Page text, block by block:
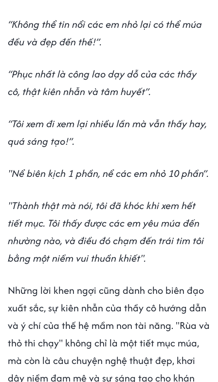
“Không thể tin nổi các em nhỏ lại có thể múa
đều và đẹp đến thế!”.
“Phục nhất là công lao dạy dỗ của các thầy
cô, thật kiên nhẫn và tâm huyết”.
“Tôi xem đi xem lại nhiều lần mà vẫn thấy hay,
quá sáng tạo!”.
"Nể biên kịch 1 phần, nể các em nhỏ 10 phần”.
"Thành thật mà nói, tôi đã khóc khi xem hết
tiết mục. Tôi thấy được các em yêu múa đến
nhường nào, và điều đó chạm đến trái tim tôi
bằng một niềm vui thuần khiết".
Những lời khen ngợi cũng dành cho biên đạo
xuất sắc, sự kiên nhẫn của thầy cô hướng dẫn
và ý chí của thế hệ mầm non tài năng. "Rùa và
thỏ thi chạy" không chỉ là một tiết mục múa,
mà còn là câu chuyện nghệ thuật đẹp, khơi
dậy niềm đam mê và sự sáng tạo cho khán